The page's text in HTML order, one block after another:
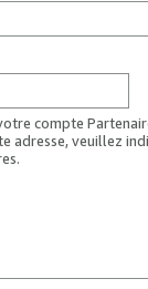
compte
adresse, veuillez